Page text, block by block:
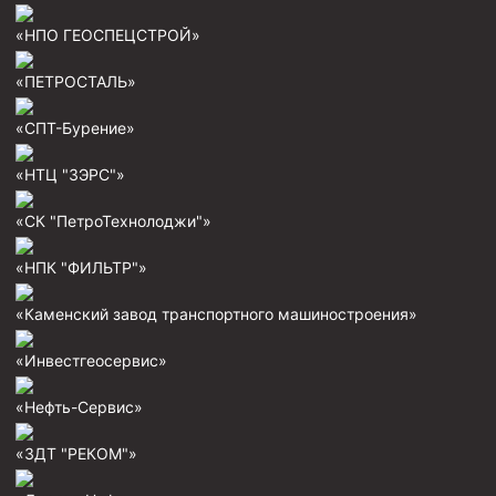
Муфта ОТТМ 146
Муфта БТС 324
Муфта БТС 168
Муфта ОТТМ 127
Муфта БТС 146
Муфта ОТТМ 178
Муфта ОТТМ 168
«НПО ГЕОСПЕЦСТРОЙ»
«ПЕТРОСТАЛЬ»
«СПТ-Бурение»
«НТЦ "ЗЭРС"»
«СК "ПетроТехнолоджи"»
«НПК "ФИЛЬТР"»
«Каменский завод транспортного машиностроения»
«Инвестгеосервис»
«Нефть-Сервис»
«ЗДТ "РЕКОМ"»